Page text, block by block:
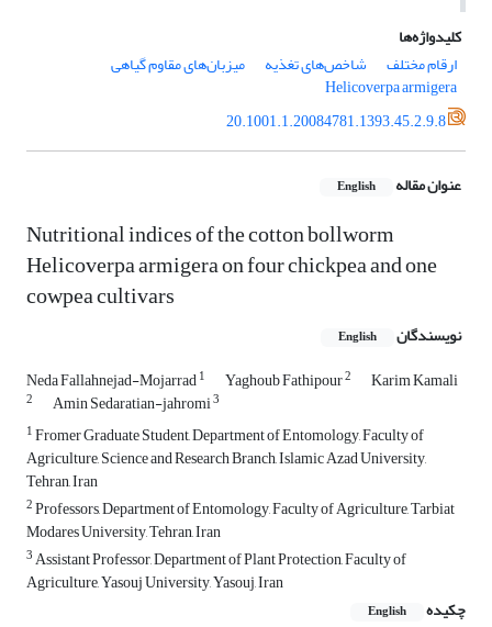
کلیدواژه‌ها
ارقام مختلف
شاخص‌های تغذیه میزبان‌های مقاوم گیاهی
Helicoverpa armigera
20.1001.1.20084781.1393.45.2.9.8
عنوان مقاله English
Nutritional indices of the cotton bollworm
Helicoverpa armigera on four chickpea and one
cowpea cultivars
نویسندگان English
Neda Fallahnejad-Mojarrad1 Yaghoub Fathipour2 Karim Kamali
2 Amin Sedaratian-jahromi3
1Fromer Graduate Student, Department of Entomology, Faculty of
Agriculture, Science and Research Branch, Islamic Azad University,
Tehran, Iran
2Professors, Department of Entomology, Faculty of Agriculture, Tarbiat
Modares University, Tehran, Iran
3Assistant Professor, Department of Plant Protection, Faculty of
Agriculture, Yasouj University, Yasouj, Iran
چکیده
English